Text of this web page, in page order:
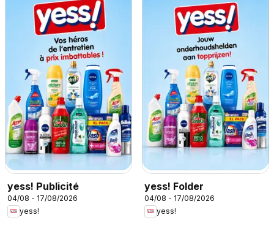
yess! Publicité
04/08 - 17/08/2026
yess!
yess! Folder
04/08 - 17/08/2026
yess!